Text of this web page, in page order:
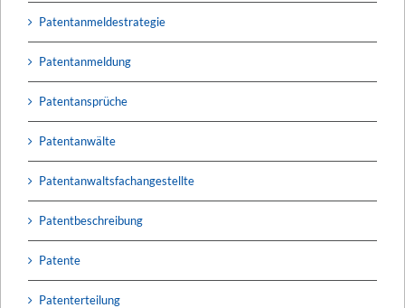
Patentanmeldestrategie
Patentanmeldung
Patentansprüche
Patentanwälte
Patentanwaltsfachangestellte
Patentbeschreibung
Patente
Patenterteilung